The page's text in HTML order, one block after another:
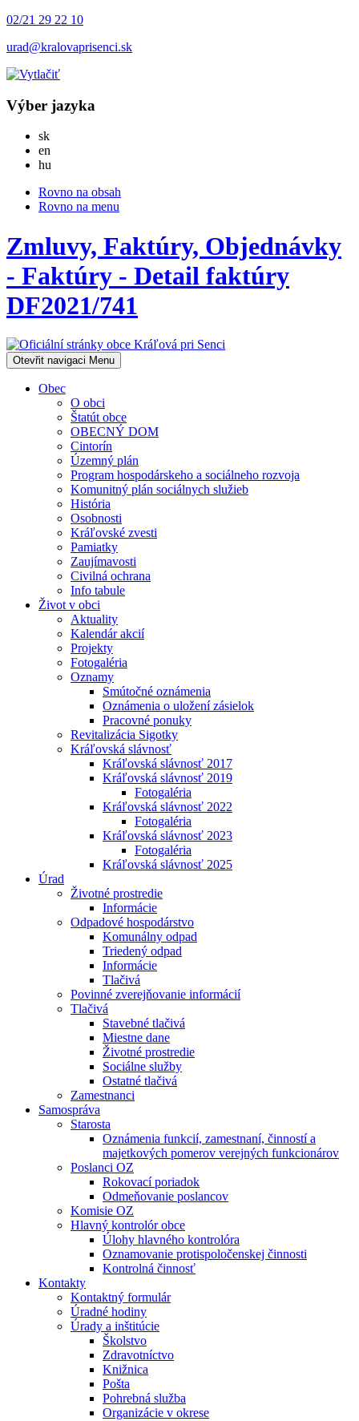
02/21 29 22 10
urad@kralovaprisenci.sk
Výber jazyka
skSlovensky
en
hu
Rovno na obsah
Rovno na menu
Zmluvy, Faktúry, Objednávky
- Faktúry - Detail faktúry
DF2021/741
Otevřit navigaci Menu
Obec
O obci
Štatút obce
OBECNÝ DOM
Cintorín
Územný plán
Program hospodárskeho a sociálneho rozvoja
Komunitný plán sociálnych služieb
História
Osobnosti
Kráľovské zvesti
Pamiatky
Zaujímavosti
Civilná ochrana
Info tabule
Život v obci
Aktuality
Kalendár akcií
Projekty
Fotogaléria
Oznamy
Smútočné oznámenia
Oznámenia o uložení zásielok
Pracovné ponuky
Revitalizácia Sigotky
Kráľovská slávnosť
Kráľovská slávnosť 2017
Kráľovská slávnosť 2019
Fotogaléria
Kráľovská slávnosť 2022
Fotogaléria
Kráľovská slávnosť 2023
Fotogaléria
Kráľovská slávnosť 2025
Úrad
Životné prostredie
Informácie
Odpadové hospodárstvo
Komunálny odpad
Triedený odpad
Informácie
Tlačivá
Povinné zverejňovanie informácií
Tlačivá
Stavebné tlačivá
Miestne dane
Životné prostredie
Sociálne služby
Ostatné tlačivá
Zamestnanci
Samospráva
Starosta
Oznámenia funkcií, zamestnaní, činností a
majetkových pomerov verejných funkcionárov
Poslanci OZ
Rokovací poriadok
Odmeňovanie poslancov
Komisie OZ
Hlavný kontrolór obce
Úlohy hlavného kontrolóra
Oznamovanie protispoločenskej činnosti
Kontrolná činnosť
Kontakty
Kontaktný formulár
Úradné hodiny
Úrady a inštitúcie
Školstvo
Zdravotníctvo
Knižnica
Pošta
Pohrebná služba
Organizácie v okrese